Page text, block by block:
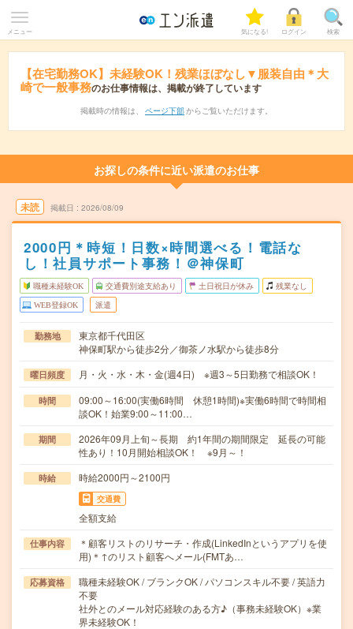
メニュー 気になる! ログイン 検索
【在宅勤務OK】未経験OK！残業ほぼなし▼服装自由＊大
崎で一般事務のお仕事情報は、掲載が終了しています
掲載時の情報は、 ページ下部 からご覧いただけます。
お探しの条件に近い派遣のお仕事
未読 掲載日 2026/08/09
2000円＊時短！日数×時間選べる！電話な
し！社員サポート事務！＠神保町
職種未経験OK 交通費別途支給あり 土日祝日が休み 残業なし
WEB登録OK 派遣
勤務地
東京都千代田区
神保町駅から徒歩2分／御茶ノ水駅から徒歩8分
曜日頻度 月・火・水・木・金(週4日) ※週3～5日勤務で相談OK！
時間
09:00～16:00(実働6時間 休憩1時間)※実働6時間で時間相
談OK！始業9:00～11:00…
期間
2026年09月上旬～長期 約1年間の期間限定 延長の可能
性あり！10月開始相談OK！ ※9月～！
時給 時給2000円～2100円
交通費
全額支給
仕事内容
＊顧客リストのリサーチ・作成(LinkedInというアプリを使
用)＊↑のリスト顧客へメール(FMTあ…
応募資格
職種未経験OK / ブランクOK / パソコンスキル不要 / 英語力
不要
社外とのメール対応経験のある方♪（事務未経験OK）※業
界未経験OK！